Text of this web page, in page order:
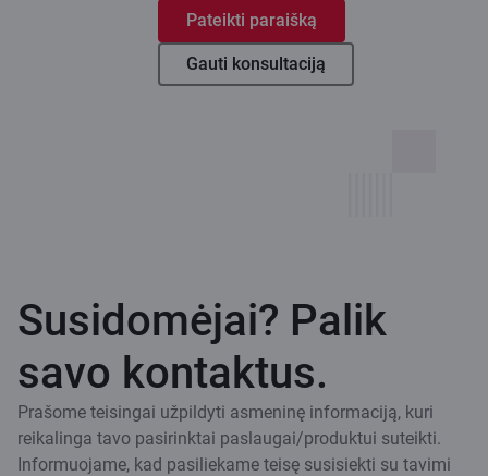
Pateikti paraišką
Gauti konsultaciją
Susidomėjai? Palik
savo kontaktus.
Prašome teisingai užpildyti asmeninę informaciją, kuri
reikalinga tavo pasirinktai paslaugai/produktui suteikti.
Informuojame, kad pasiliekame teisę susisiekti su tavimi